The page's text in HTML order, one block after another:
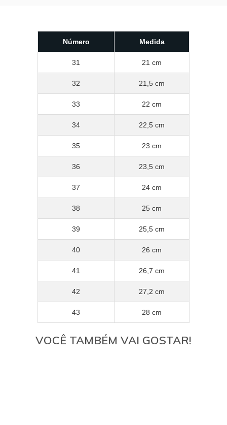
Número Medida
31 21 cm
32 21,5 cm
33 22 cm
34 22,5 cm
35 23 cm
36 23,5 cm
37 24 cm
38 25 cm
39 25,5 cm
40 26 cm
41 26,7 cm
42 27,2 cm
43 28 cm
VOCÊ TAMBÉM VAI GOSTAR!